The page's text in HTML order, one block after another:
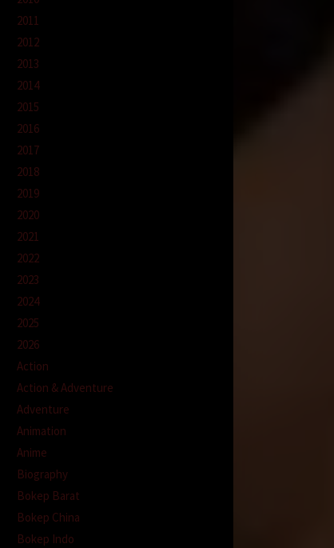
2011
2012
2013
2014
2015
2016
2017
2018
2019
2020
2021
2022
2023
2024
2025
2026
Action
Action & Adventure
Adventure
Animation
Anime
Biography
Bokep Barat
Bokep China
Bokep Indo